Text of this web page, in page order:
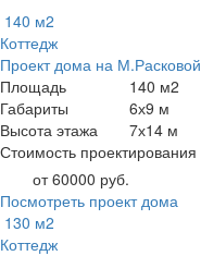
140 м2
Коттедж
Проект дома на М.Расковой
Площадь
140 м2
Габариты
6х9 м
Высота этажа
7х14 м
Стоимость проектирования
от 60000 руб.
Посмотреть проект дома
130 м2
Коттедж